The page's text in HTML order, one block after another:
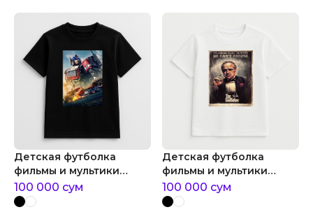
Детская футболка
фильмы и мультики
трансформеры:
восхождение
100 000 сум
Детская футболка
фильмы и мультики
крестный отец
100 000 сум